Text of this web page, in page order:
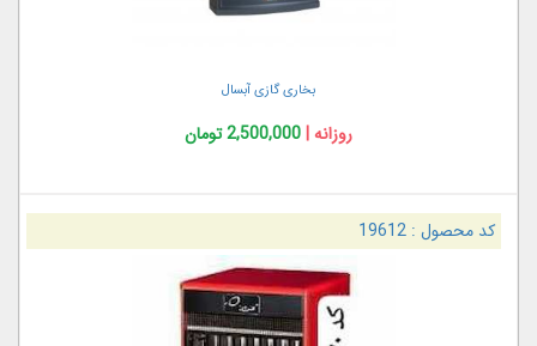
بخاری گازی آبسال
روزانه | 2,500,000 تومان
کد محصول :19612